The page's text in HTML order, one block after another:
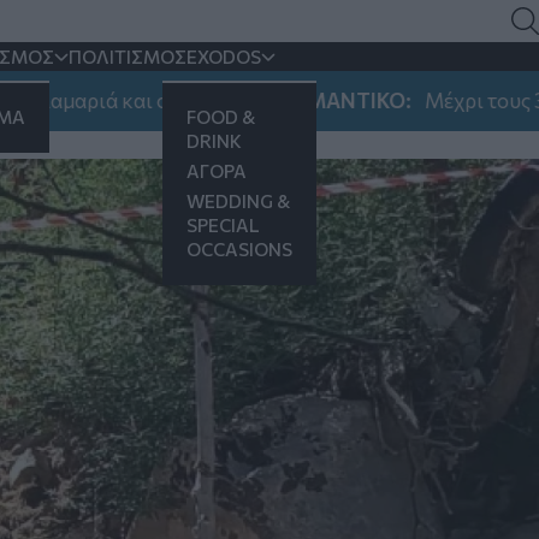
ΠΟΛΙΤΙΣΜΟΣEXODOS
FOOD &
DRINK
ΑΓΟΡΑ
WEDDING &
SPECIAL
OCCASIONS
στη Νεάπολη ΣΗΜΑΝΤΙΚΟ: Μέχρι τους 39 βαθμούς
χειροβομβίδα